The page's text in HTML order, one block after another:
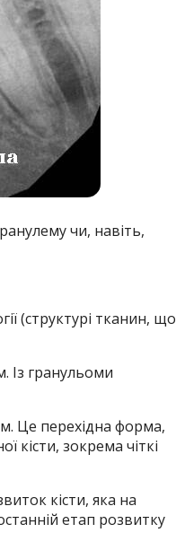
чи, навіть,
(структурі тканин, що
Із гранульоми
Це перехідна форма,
кісти, зокрема чіткі
кісти, яка на
етап розвитку